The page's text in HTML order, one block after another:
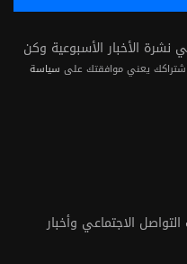
نشرة الأخبار الأسبوعية وكن
يعني موافقتك على سياسة
الاجتماعي وأخبار